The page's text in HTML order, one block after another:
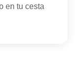
en tu cesta